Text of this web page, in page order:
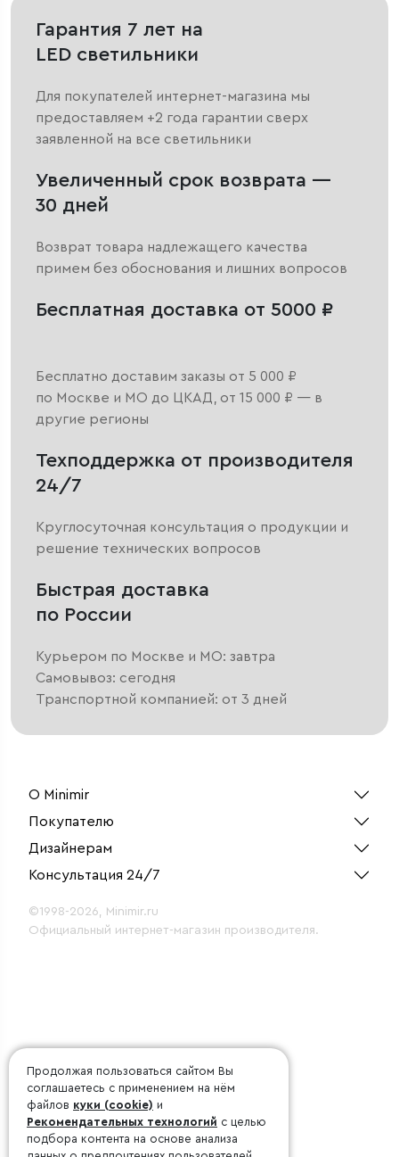
Гарантия 7 лет на
LED светильники
Для покупателей интернет-магазина мы
предоставляем +2 года гарантии сверх
заявленной на все светильники
Увеличенный срок возврата —
30 дней
Возврат товара надлежащего качества
примем без обоснования и лишних вопросов
Бесплатная доставка от 5000 ₽
Бесплатно доставим заказы от 5 000 ₽
по Москве и МО до ЦКАД, от 15 000 ₽ — в
другие регионы
Техподдержка от производителя
24/7
Круглосуточная консультация о продукции и
решение технических вопросов
Быстрая доставка
по России
Курьером по Москве и МО: завтра
Самовывоз: сегодня
Транспортной компанией: от 3 дней
О Minimir
Покупателю
Дизайнерам
Консультация 24/7
©1998-2026, Minimir.ru
Официальный интернет-магазин производителя.
Продолжая пользоваться сайтом Вы
соглашаетесь с применением на нём
файлов куки (cookie) и
Рекомендательных технологий с целью
подбора контента на основе анализа